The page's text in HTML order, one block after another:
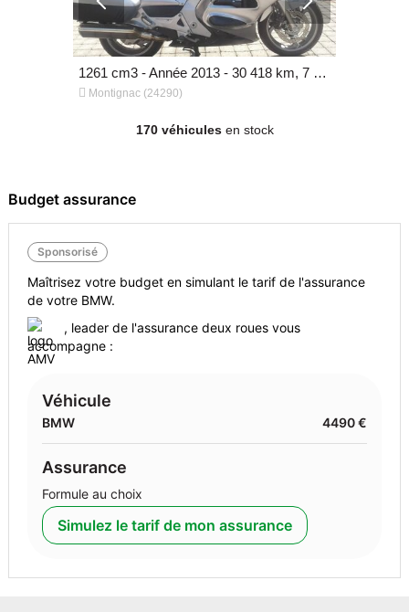
1261 cm3 - Année 2013 - 30 418 km, 7 500 €
 Montignac (24290)
170 véhiculesen stock
Budget assurance
Sponsorisé
Maîtrisez votre budget en simulant le tarif de l'assurance
de votre BMW.
, leader de l'assurance deux roues vous
accompagne :
Véhicule
BMW 4490 €
Assurance
Formule au choix
Simulez le tarif de mon assurance